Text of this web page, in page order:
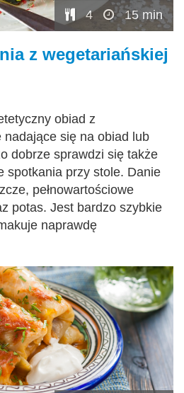
4 15 min
z wegetariańskiej
obiad z
się na obiad lub
dobrze sprawdzi się także
spotkania przy stole. Danie
pełnowartościowe
potas. Jest bardzo szybkie
naprawdę